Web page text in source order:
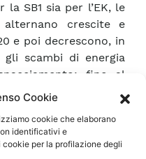
Cookie
cookie che elaborano
identificativi e
per la profilazione degli
la SB1 sia per l’EK, le
crescite e
e poi decrescono, in
gli scambi di energia
fino al
avuto un
in
per quelli a
diminuzione, legata
al gestore di rete per